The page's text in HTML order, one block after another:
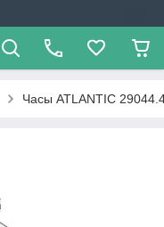
Часы ATLANTIC